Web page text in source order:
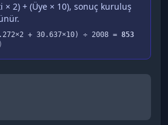
× 2) + (Üye × 10), sonuç kuruluş
×2 + 30.637×10) ÷ 2008 = 853
)